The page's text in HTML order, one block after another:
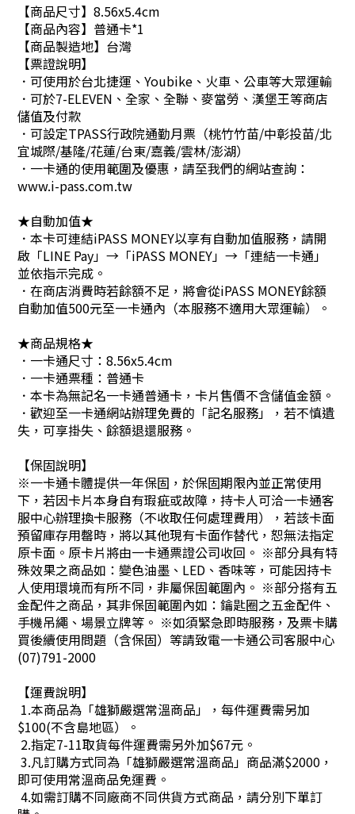
【商品尺寸】8.56x5.4cm
【商品內容】普通卡*1
【商品製造地】台灣
【票證說明】
．可使用於台北捷運、Youbike、火車、公車等大眾運輸
．可於7-ELEVEN、全家、全聯、麥當勞、漢堡王等商店
儲值及付款
．可設定TPASS行政院通勤月票（桃竹竹苗/中彰投苗/北
宜城際/基隆/花蓮/台東/嘉義/雲林/澎湖）
．一卡通的使用範圍及優惠，請至我們的網站查詢：
www.i-pass.com.tw
★自動加值★
．本卡可連結iPASS MONEY以享有自動加值服務，請開
啟「LINE Pay」→「iPASS MONEY」→「連結一卡通」
並依指示完成。
．在商店消費時若餘額不足，將會從iPASS MONEY餘額
自動加值500元至一卡通內（本服務不適用大眾運輸）。
★商品規格★
．一卡通尺寸：8.56x5.4cm
．一卡通票種：普通卡
．本卡為無記名一卡通普通卡，卡片售價不含儲值金額。
．歡迎至一卡通網站辦理免費的「記名服務」，若不慎遺
失，可享掛失、餘額退還服務。
【保固說明】
※一卡通卡體提供一年保固，於保固期限內並正常使用
下，若因卡片本身自有瑕疵或故障，持卡人可洽一卡通客
服中心辦理換卡服務（不收取任何處理費用），若該卡面
預留庫存用罄時，將以其他現有卡面作替代，恕無法指定
原卡面。原卡片將由一卡通票證公司收回。 ※部分具有特
殊效果之商品如：變色油墨、LED、香味等，可能因持卡
人使用環境而有所不同，非屬保固範圍內。 ※部分搭有五
金配件之商品，其非保固範圍內如：鑰匙圈之五金配件、
手機吊繩、場景立牌等。 ※如須緊急即時服務，及票卡購
買後續使用問題（含保固）等請致電一卡通公司客服中心
(07)791-2000
【運費說明】
1.本商品為「雄獅嚴選常溫商品」，每件運費需另加
$100(不含島地區）。
2.指定7-11取貨每件運費需另外加$67元。
3.凡訂購方式同為「雄獅嚴選常溫商品」商品滿$2000，
即可使用常溫商品免運費。
4.如需訂購不同廠商不同供貨方式商品，請分別下單訂